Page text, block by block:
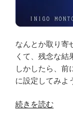
なんとか取り寄
くて、残念な結
しかしたら、前
に設定してみよ
“モ
続きを読む